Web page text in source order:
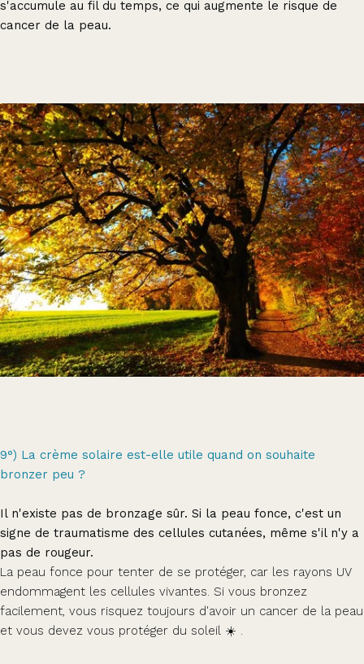
s'accumule au fil du temps, ce qui augmente le risque de
cancer de la peau.
9°) La crème solaire est-elle utile quand on souhaite
bronzer peu ?
Il n'existe pas de bronzage sûr. Si la peau fonce, c'est un
signe de traumatisme des cellules cutanées, même s'il n'y a
pas de rougeur.
La peau fonce pour tenter de se protéger, car les rayons UV
endommagent les cellules vivantes. Si vous bronzez
facilement, vous risquez toujours d'avoir un cancer de la peau
et vous devez vous protéger du soleil ☀️ .